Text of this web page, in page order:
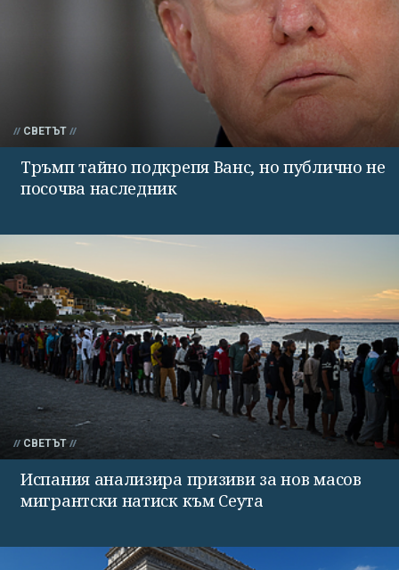
СВЕТЪТ
Тръмп тайно подкрепя Ванс, но публично не
посочва наследник
СВЕТЪТ
Испания анализира призиви за нов масов
мигрантски натиск към Сеута